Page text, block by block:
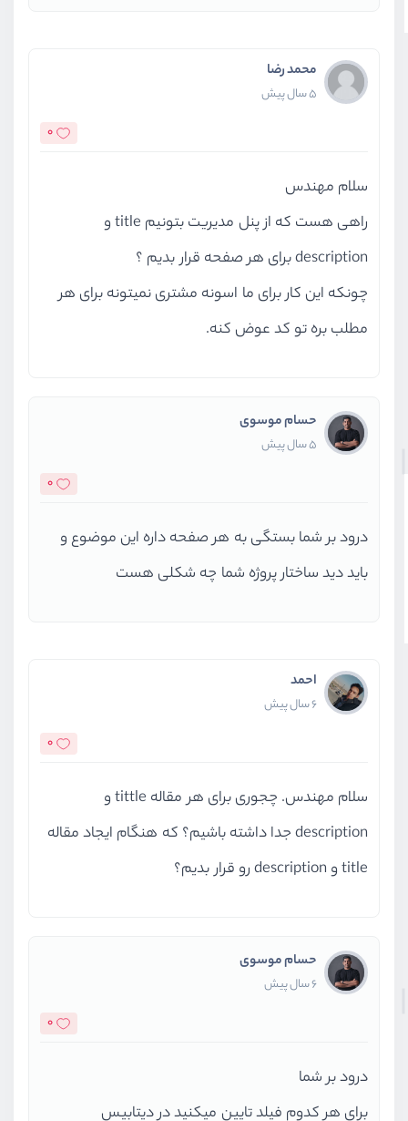
محمد رضا
5 سال پیش
0
سلام مهندس
راهی هست که از پنل مدیریت بتونیم title و
description برای هر صفحه قرار بدیم ؟
چونکه این کار برای ما اسونه مشتری نمیتونه برای هر
مطلب بره تو کد عوض کنه.
حسام موسوی
5 سال پیش
0
درود بر شما بستگی به هر صفحه داره این موضوع و
باید دید ساختار پروژه شما چه شکلی هست
احمد
6 سال پیش
0
سلام مهندس. چجوری برای هر مقاله tittle و
description جدا داشته باشیم؟ که هنگام ایجاد مقاله
title و description رو قرار بدیم؟
حسام موسوی
6 سال پیش
0
درود بر شما
برای هر کدوم فیلد تایین میکنید در دیتابیس